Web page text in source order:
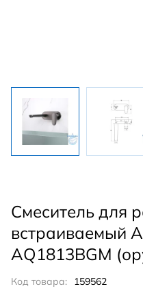
Смеситель для
встраиваемый
AQ1813BGM
Код товара:
159562